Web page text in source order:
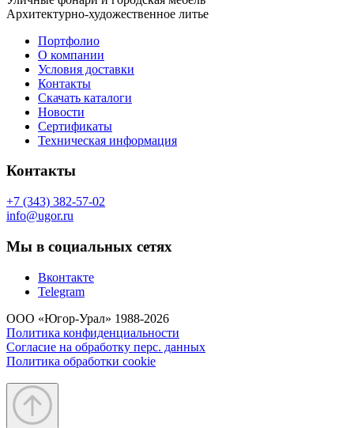
Архитектурно-художественное литье
Портфолио
О компании
Условия доставки
Контакты
Скачать каталоги
Новости
Сертификаты
Техническая информация
Контакты
+7 (343) 382-57-02
info@ugor.ru
Мы в социальных сетях
Вконтакте
Telegram
ООО «Югор-Урал» 1988-2026
Политика конфиденциальности
Согласие на обработку перс. данных
Политика обработки cookie